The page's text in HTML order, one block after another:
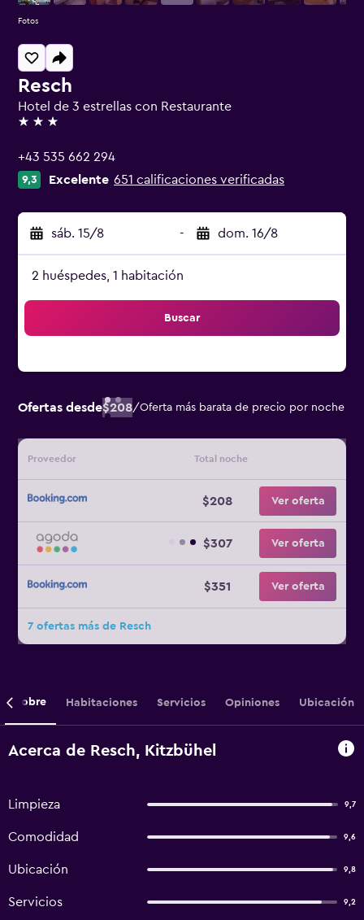
Resch
Hotel de 3 estrellas con Restaurante
3 estrellas
+43 535 662 294
9,3 Excelente 651 calificaciones verificadas
sáb. 15/8 - dom. 16/8
2 huéspedes, 1 habitación
Buscar
Ofertas desde$208/Oferta más barata de precio por noche
Proveedor Total noche
$208 Ver oferta
$307 Ver oferta
$351 Ver oferta
7 ofertas más de Resch
Fotos
Sobre Habitaciones Servicios Opiniones Ubicación
Acerca de Resch, Kitzbühel
Limpieza 9,7
Comodidad 9,6
Ubicación 9,8
Servicios 9,2